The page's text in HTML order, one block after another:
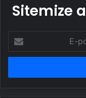
Sitemize
posta
adresinizi